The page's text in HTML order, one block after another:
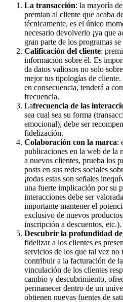
La transacción: la mayoría
premian al cliente que acaba
técnicamente, es el único
necesario devolverlo ¡ya que
gran parte de los programas
Calificación del cliente:
información sobre él. Es
da datos valiosos no solo
mejor tus tipologías de
en consecuencia, tenderá a
frecuencia.
Lafrecuencia de las
sea cual sea su forma
emocional), debe ser
fidelización.
Colaboración con la marca:
publicaciones en la web de la
a nuevos clientes, prueba los
posts en sus redes sociales
¡todas estas son señales
una fuerte implicación por su
interacciones debe ser
importante mantener el
exclusivo de nuevos
inscripción a descuentos, etc.).
Descubrir la profundidad de
fidelizar a los clientes es
servicios de los que tal vez no
contribuir a la facturación de
vinculación de los clientes
cambio y descubrimiento,
permanecer dentro de un
obtienen nuevas fuentes de